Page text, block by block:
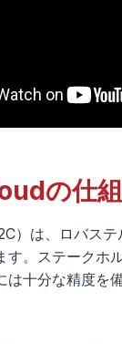
の仕
）は、ロバス
す。ステークホ
は十分な精度を